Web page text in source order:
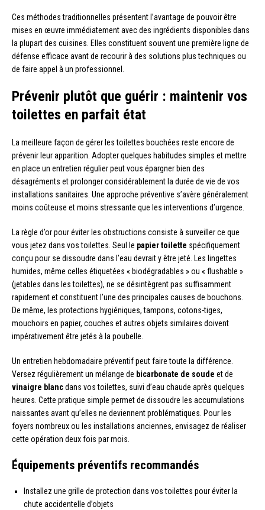
Ces méthodes traditionnelles présentent l’avantage de pouvoir être
mises en œuvre immédiatement avec des ingrédients disponibles dans
la plupart des cuisines. Elles constituent souvent une première ligne de
défense efficace avant de recourir à des solutions plus techniques ou
de faire appel à un professionnel.
Prévenir plutôt que guérir : maintenir vos
toilettes en parfait état
La meilleure façon de gérer les toilettes bouchées reste encore de
prévenir leur apparition. Adopter quelques habitudes simples et mettre
en place un entretien régulier peut vous épargner bien des
désagréments et prolonger considérablement la durée de vie de vos
installations sanitaires. Une approche préventive s’avère généralement
moins coûteuse et moins stressante que les interventions d’urgence.
La règle d’or pour éviter les obstructions consiste à surveiller ce que
vous jetez dans vos toilettes. Seul le papier toilette spécifiquement
conçu pour se dissoudre dans l’eau devrait y être jeté. Les lingettes
humides, même celles étiquetées « biodégradables » ou « flushable »
(jetables dans les toilettes), ne se désintègrent pas suffisamment
rapidement et constituent l’une des principales causes de bouchons.
De même, les protections hygiéniques, tampons, cotons-tiges,
mouchoirs en papier, couches et autres objets similaires doivent
impérativement être jetés à la poubelle.
Un entretien hebdomadaire préventif peut faire toute la différence.
Versez régulièrement un mélange de bicarbonate de soude et de
vinaigre blancdans vos toilettes, suivi d’eau chaude après quelques
heures. Cette pratique simple permet de dissoudre les accumulations
naissantes avant qu’elles ne deviennent problématiques. Pour les
foyers nombreux ou les installations anciennes, envisagez de réaliser
cette opération deux fois par mois.
Équipements préventifs recommandés
Installez une grille de protection dans vos toilettes pour éviter la
chute accidentelle d’objets